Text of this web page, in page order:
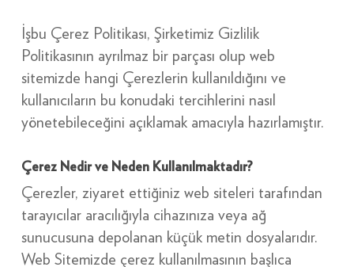
İşbu Çerez Politikası, Şirketimiz Gizlilik
Politikasının ayrılmaz bir parçası olup web
sitemizde hangi Çerezlerin kullanıldığını ve
kullanıcıların bu konudaki tercihlerini nasıl
yönetebileceğini açıklamak amacıyla hazırlamıştır.
Çerez Nedir ve Neden Kullanılmaktadır?
Çerezler, ziyaret ettiğiniz web siteleri tarafından
tarayıcılar aracılığıyla cihazınıza veya ağ
sunucusuna depolanan küçük metin dosyalarıdır.
Web Sitemizde çerez kullanılmasının başlıca